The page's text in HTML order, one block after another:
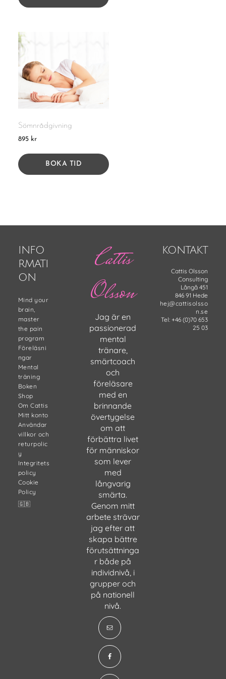
Sömnrådgivning
895 kr
BOKA TID
INFO
RMATI
ON
Mind your
brain,
master
the pain
program
Föreläsni
ngar
Mental
träning
Boken
Shop
Om Cattis
Mitt konto
Användar
villkor och
returpolic
y
Integritets
policy
Cookie
Policy
🇬🇧
Cattis
Olsson
Jag är en
passionerad
mental
tränare,
smärtcoach
och
föreläsare
med en
brinnande
övertygelse
om att
förbättra livet
för människor
som lever
med
långvarig
smärta.
Genom mitt
arbete strävar
jag efter att
skapa bättre
förutsättninga
r både på
individnivå, i
grupper och
på nationell
nivå.
KONTAKT
Cattis Olsson
Consulting
Långå 451
846 91 Hede
hej@cattisolsso
n.se
Tel: +46 (0)70 653
25 03